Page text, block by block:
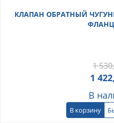
КЛАПАН ОБРАТНЫЙ
1
1
В
В корзину